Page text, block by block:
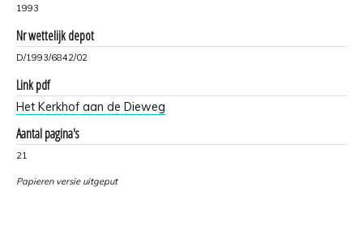
1993
Nr wettelijk depot
D/1993/6842/02
Link pdf
Het Kerkhof aan de Dieweg
Aantal pagina's
21
Papieren versie uitgeput